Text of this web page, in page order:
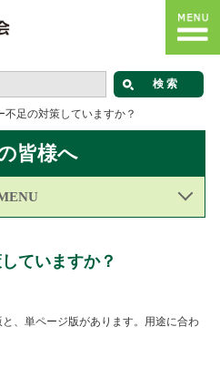
不足の対策していますか？
皆様へ
ていますか？
、単ページ版があります。用途に合わ